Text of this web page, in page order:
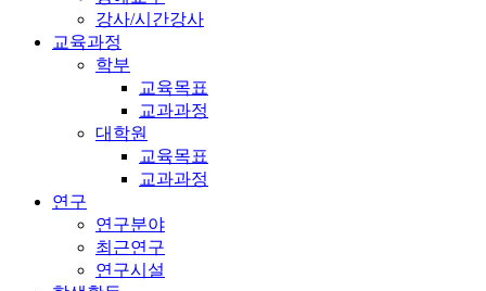
강사/시간강사
교육과정
학부
교육목표
교과과정
대학원
교육목표
교과과정
연구
연구분야
최근연구
연구시설